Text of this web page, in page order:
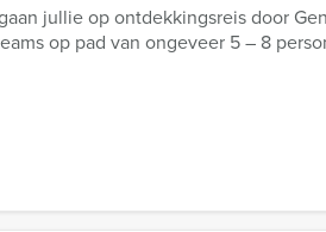
jullie op ontdekkingsreis door
op pad van ongeveer 5 – 8